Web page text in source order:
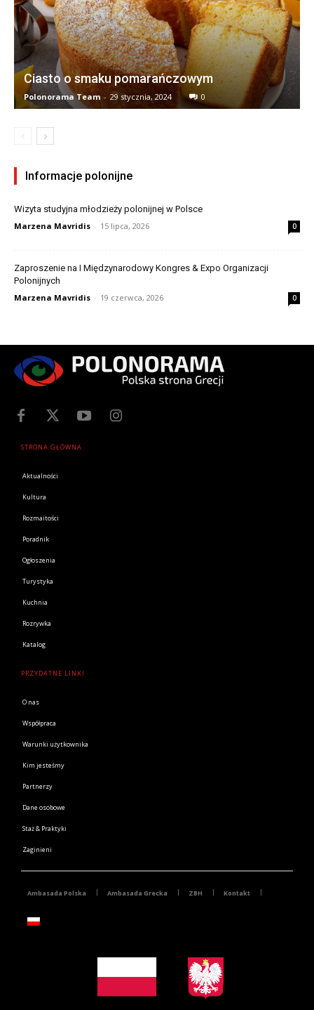
Ciasto o smaku pomarańczowym
Polonorama Team - 29 stycznia, 2024 0
Informacje polonijne
Wizyta studyjna młodzieży polonijnej w Polsce
Marzena Mavridis - 15 lipca, 2026 0
Zaproszenie na I Międzynarodowy Kongres & Expo Organizacji
Polonijnych
Marzena Mavridis - 19 czerwca, 2026 0
STRONA GŁÓWNA
Aktualności
Kultura
Rozmaitości
Poradnik
Ogłoszenia
Turystyka
Kuchnia
Rozrywka
Katalog
PRZYDATNE LINKI
O nas
Współpraca
Warunki użytkownika
Kim jesteśmy
Partnerzy
Dane osobowe
Staż & Praktyki
Zaginieni
Ambasada Polska Ambasada Grecka ZBH Kontakt